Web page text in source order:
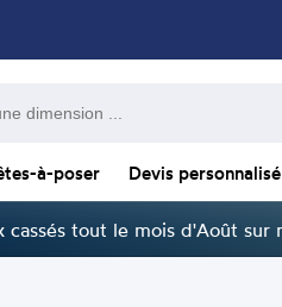
à-poser Devis personnalisé
cassés tout le mois d'Août sur